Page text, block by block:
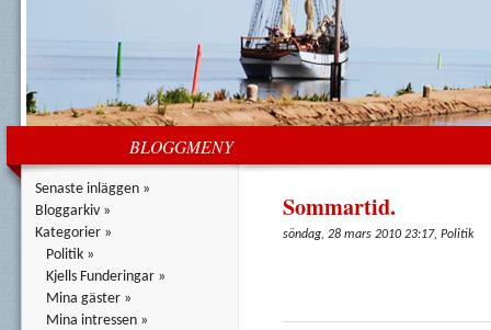
BLOGGMENY
Senaste inläggen »
Bloggarkiv »
Kategorier »
Politik »
Kjells Funderingar »
Mina gäster »
Mina intressen »
Sommartid.
söndag, 28 mars 2010 23:17, Politik